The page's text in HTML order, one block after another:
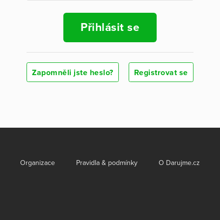
Přihlásit se
Zapomněli jste heslo? Registrovat se
Organizace Pravidla & podmínky O Darujme.cz